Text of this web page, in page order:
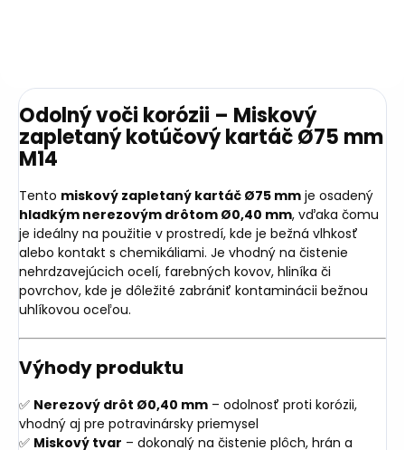
Odolný voči korózii – Miskový
zapletaný kotúčový kartáč Ø75 mm
M14
Tento miskový zapletaný kartáč Ø75 mm je osadený
hladkým nerezovým drôtom Ø0,40 mm, vďaka čomu
je ideálny na použitie v prostredí, kde je bežná vlhkosť
alebo kontakt s chemikáliami. Je vhodný na čistenie
nehrdzavejúcich ocelí, farebných kovov, hliníka či
povrchov, kde je dôležité zabrániť kontaminácii bežnou
uhlíkovou oceľou.
Výhody produktu
✅ Nerezový drôt Ø0,40 mm – odolnosť proti korózii,
vhodný aj pre potravinársky priemysel
✅ Miskový tvar – dokonalý na čistenie plôch, hrán a